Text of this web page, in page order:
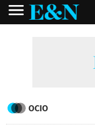
OCIO